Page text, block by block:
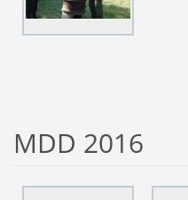
MDD 2016